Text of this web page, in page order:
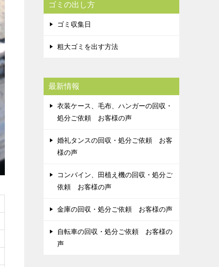
ゴミの出し方
ゴミ収集日
粗大ゴミを出す方法
最新情報
衣装ケース、毛布、ハンガーの回収・
処分ご依頼 お客様の声
婚礼タンスの回収・処分ご依頼 お客
様の声
コンバイン、田植え機の回収・処分ご
依頼 お客様の声
金庫の回収・処分ご依頼 お客様の声
自転車の回収・処分ご依頼 お客様の
声